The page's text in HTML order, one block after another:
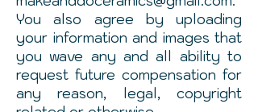
You also agree by uploading
your information and images that
you wave any and all ability to
request future compensation for
any reason, legal, copyright